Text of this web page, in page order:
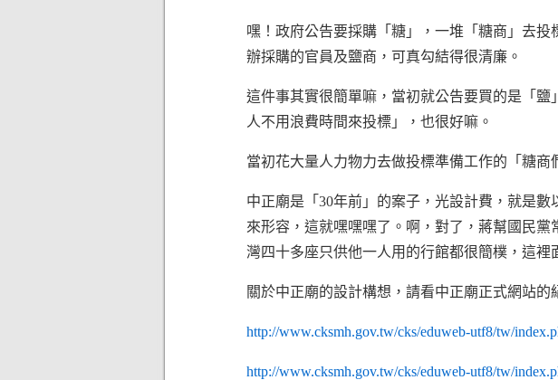
嘿！政府公告要採購「糖」，一堆「糖商」去
辦採購的官員及鹽商，可真勾結得很清廉。
這件事其實很簡單嘛，當初就公告要買的是「
人不用浪費時間來投標」，也很好嘛。
當初花大量人力物力去做投標準備工作的「糖商
中正廟是「30年前」的案子，光設計費，就是
來形容，這就嘿嘿嘿了。啊，對了，蔣幫國民
灣四十多座只供他一人用的行館都很簡樸，這
關於中正廟的設計構想，請看中正廟正式網站的
http://www.cksmh.gov.tw/cks/eduweb-utf8/tw/
http://www.cksmh.gov.tw/cks/eduweb-utf8/tw/